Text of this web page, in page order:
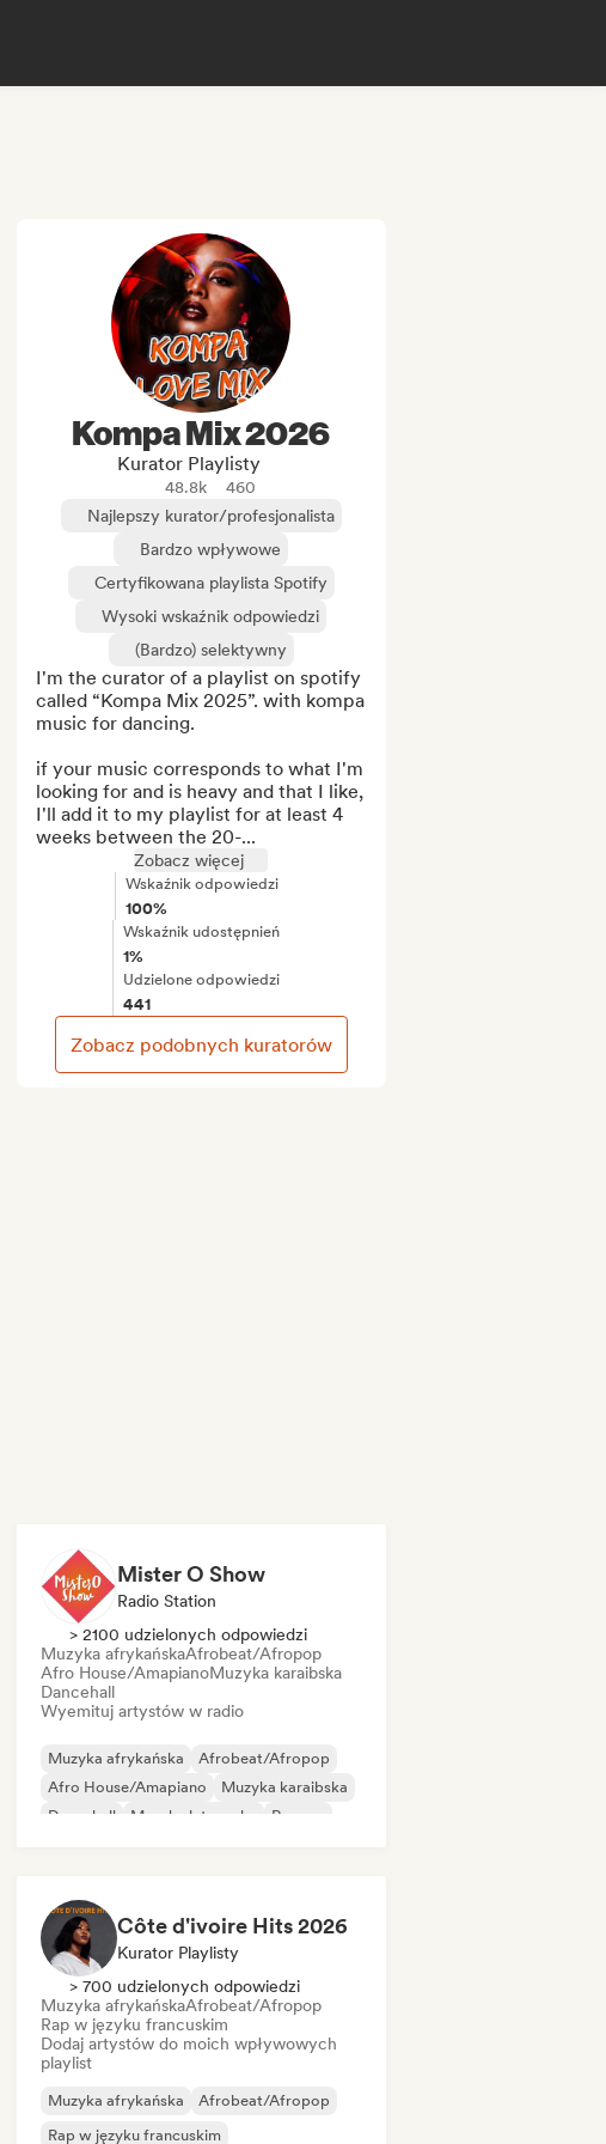
Kompa Mix 2026
Kurator Playlisty
48.8k
460
Najlepszy kurator/profesjonalista
Bardzo wpływowe
Certyfikowana playlista Spotify
Wysoki wskaźnik odpowiedzi
(Bardzo) selektywny
I'm the curator of a playlist on spotify
called “Kompa Mix 2025”. with kompa
music for dancing.
if your music corresponds to what I'm
looking for and is heavy and that I like,
I'll add it to my playlist for at least 4
weeks between the 20-...
Zobacz więcej
Wskaźnik odpowiedzi
100%
Wskaźnik udostępnień
1%
Udzielone odpowiedzi
441
Zobacz podobnych kuratorów
Mister O Show
Radio Station
> 2100 udzielonych odpowiedzi
Muzyka afrykańskaAfrobeat/Afropop
Afro House/AmapianoMuzyka karaibska
Dancehall
Wyemituj artystów w radio
Muzyka afrykańska
Afrobeat/Afropop
Afro House/Amapiano
Muzyka karaibska
Dancehall
Muzyka latynoska
Reggae
Côte d'ivoire Hits 2026
Kurator Playlisty
> 700 udzielonych odpowiedzi
Muzyka afrykańskaAfrobeat/Afropop
Rap w języku francuskim
Dodaj artystów do moich wpływowych
playlist
Muzyka afrykańska
Afrobeat/Afropop
Rap w języku francuskim